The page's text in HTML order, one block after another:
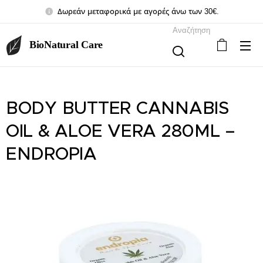
Δωρεάν μεταφορικά με αγορές άνω των 30€.
BioNatural Care
Αναζήτηση
BODY BUTTER CANNABIS
OIL & ALOE VERA 280ML –
ENDROPIA